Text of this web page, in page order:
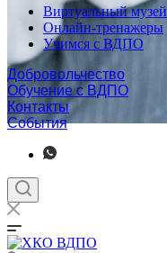
Виртуальный музей
Онлайн-тренажеры
Учимся с ВДПО
Добровольчество
Обучение с ВДПО
Контакты
События